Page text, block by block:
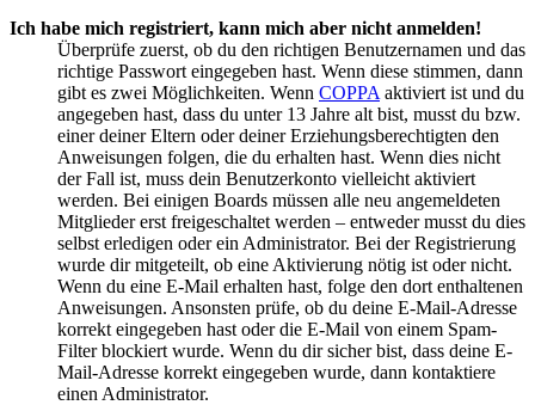
Ich habe mich registriert, kann mich aber nicht anmelden!
Überprüfe zuerst, ob du den richtigen Benutzernamen und das
richtige Passwort eingegeben hast. Wenn diese stimmen, dann
gibt es zwei Möglichkeiten. Wenn COPPA aktiviert ist und du
angegeben hast, dass du unter 13 Jahre alt bist, musst du bzw.
einer deiner Eltern oder deiner Erziehungsberechtigten den
Anweisungen folgen, die du erhalten hast. Wenn dies nicht
der Fall ist, muss dein Benutzerkonto vielleicht aktiviert
werden. Bei einigen Boards müssen alle neu angemeldeten
Mitglieder erst freigeschaltet werden – entweder musst du dies
selbst erledigen oder ein Administrator. Bei der Registrierung
wurde dir mitgeteilt, ob eine Aktivierung nötig ist oder nicht.
Wenn du eine E-Mail erhalten hast, folge den dort enthaltenen
Anweisungen. Ansonsten prüfe, ob du deine E-Mail-Adresse
korrekt eingegeben hast oder die E-Mail von einem Spam-
Filter blockiert wurde. Wenn du dir sicher bist, dass deine E-
Mail-Adresse korrekt eingegeben wurde, dann kontaktiere
einen Administrator.